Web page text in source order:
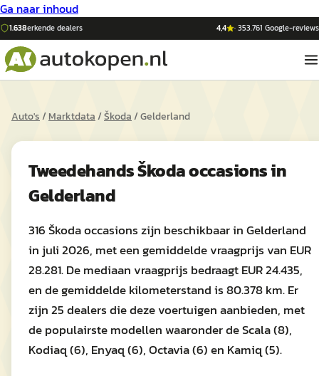
Ga naar inhoud
1.638erkende dealers 4,4 ·353.761 Google-reviews
Auto's/Marktdata/Škoda/Gelderland
TweedehandsŠkodaoccasions in
Gelderland
316 Škoda occasions zijn beschikbaar in Gelderland
in juli 2026, met een gemiddelde vraagprijs van EUR
28.281. De mediaan vraagprijs bedraagt EUR 24.435,
en de gemiddelde kilometerstand is 80.378 km. Er
zijn 25 dealers die deze voertuigen aanbieden, met
de populairste modellen waaronder de Scala (8),
Kodiaq (6), Enyaq (6), Octavia (6) en Kamiq (5).